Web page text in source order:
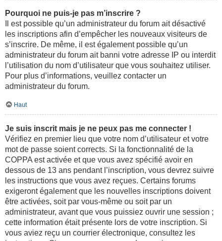
Pourquoi ne puis-je pas m’inscrire ?
Il est possible qu’un administrateur du forum ait désactivé
les inscriptions afin d’empêcher les nouveaux visiteurs de
s’inscrire. De même, il est également possible qu’un
administrateur du forum ait banni votre adresse IP ou interdit
l’utilisation du nom d’utilisateur que vous souhaitez utiliser.
Pour plus d’informations, veuillez contacter un
administrateur du forum.
Haut
Je suis inscrit mais je ne peux pas me connecter !
Vérifiez en premier lieu que votre nom d’utilisateur et votre
mot de passe soient corrects. Si la fonctionnalité de la
COPPA est activée et que vous avez spécifié avoir en
dessous de 13 ans pendant l’inscription, vous devrez suivre
les instructions que vous avez reçues. Certains forums
exigeront également que les nouvelles inscriptions doivent
être activées, soit par vous-même ou soit par un
administrateur, avant que vous puissiez ouvrir une session ;
cette information était présente lors de votre inscription. Si
vous aviez reçu un courrier électronique, consultez les